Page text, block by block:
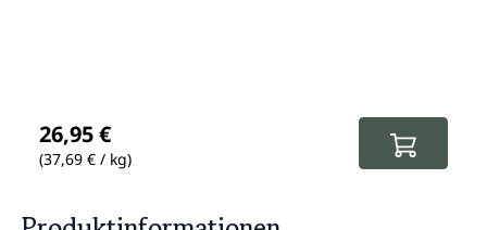
26,95 €
(37,69 € / kg)